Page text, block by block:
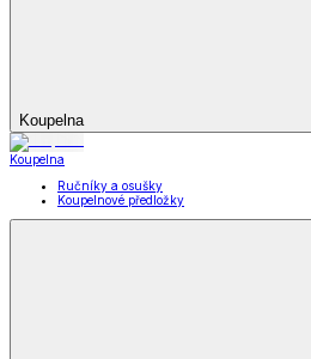
Koupelna
Koupelna
Ručníky a osušky
Koupelnové předložky